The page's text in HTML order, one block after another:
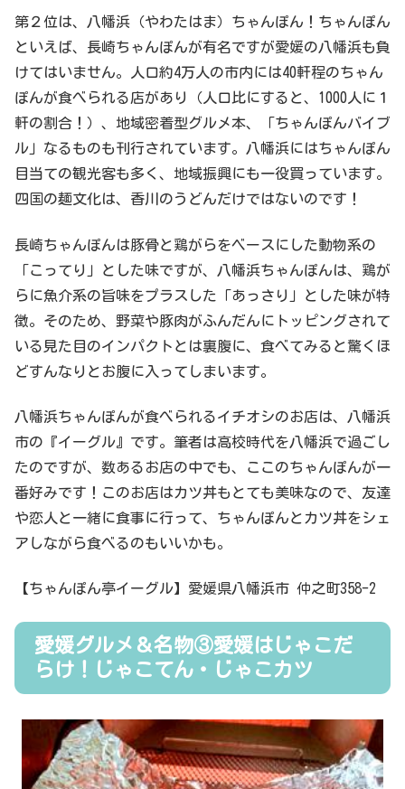
第２位は、八幡浜（やわたはま）ちゃんぽん！ちゃんぽん
といえば、長崎ちゃんぽんが有名ですが愛媛の八幡浜も負
けてはいません。人口約4万人の市内には40軒程のちゃん
ぽんが食べられる店があり（人口比にすると、1000人に１
軒の割合！）、地域密着型グルメ本、「ちゃんぽんバイブ
ル」なるものも刊行されています。八幡浜にはちゃんぽん
目当ての観光客も多く、地域振興にも一役買っています。
四国の麺文化は、香川のうどんだけではないのです！
長崎ちゃんぽんは豚骨と鶏がらをベースにした動物系の
「こってり」とした味ですが、八幡浜ちゃんぽんは、鶏が
らに魚介系の旨味をプラスした「あっさり」とした味が特
徴。そのため、野菜や豚肉がふんだんにトッピングされて
いる見た目のインパクトとは裏腹に、食べてみると驚くほ
どすんなりとお腹に入ってしまいます。
八幡浜ちゃんぽんが食べられるイチオシのお店は、八幡浜
市の『イーグル』です。筆者は高校時代を八幡浜で過ごし
たのですが、数あるお店の中でも、ここのちゃんぽんが一
番好みです！このお店はカツ丼もとても美味なので、友達
や恋人と一緒に食事に行って、ちゃんぽんとカツ丼をシェ
アしながら食べるのもいいかも。
【ちゃんぽん亭イーグル】愛媛県八幡浜市 仲之町358-2
愛媛グルメ＆名物③愛媛はじゃこだ
らけ！じゃこてん・じゃこカツ